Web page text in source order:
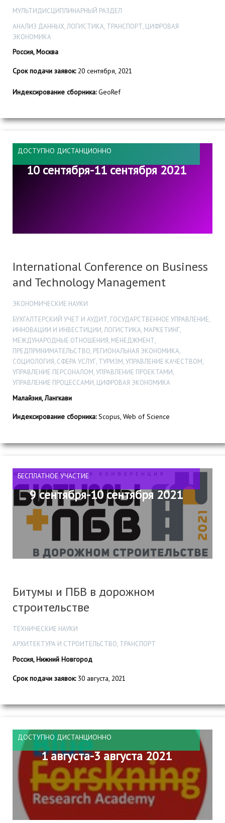
МУЛЬТИДИСЦИПЛИНАРНЫЙ РАЗДЕЛ
АНАЛИЗ ДАННЫХ, ЛОГИСТИКА, ТРАНСПОРТ, ЦИФРОВАЯ
ЭКОНОМИКА
Россия, Москва
Срок подачи заявок:20 сентября, 2021
Индексирование сборника:GeoRef
ДОСТУПНО ДИСТАНЦИОННО
10 сентября-11 сентября 2021
International Conference on Business
and Technology Management
ЭКОНОМИЧЕСКИЕ НАУКИ
БУХГАЛТЕРСКИЙ УЧЕТ И АУДИТ, ГОСУДАРСТВЕННОЕ УПРАВЛЕНИЕ,
ИННОВАЦИИ И ИНВЕСТИЦИИ, ЛОГИСТИКА, МАРКЕТИНГ,
МЕЖДУНАРОДНЫЕ ОТНОШЕНИЯ, МЕНЕДЖМЕНТ,
ПРЕДПРИНИМАТЕЛЬСТВО, РЕГИОНАЛЬНАЯ ЭКОНОМИКА,
СОЦИОЛОГИЯ, СФЕРА УСЛУГ, ТУРИЗМ, УПРАВЛЕНИЕ КАЧЕСТВОМ,
УПРАВЛЕНИЕ ПЕРСОНАЛОМ, УПРАВЛЕНИЕ ПРОЕКТАМИ,
УПРАВЛЕНИЕ ПРОЦЕССАМИ, ЦИФРОВАЯ ЭКОНОМИКА
Малайзия, Лангкави
Индексирование сборника:Scopus, Web of Science
БЕСПЛАТНОЕ УЧАСТИЕ
9 сентября-10 сентября 2021
Битумы и ПБВ в дорожном
строительстве
ТЕХНИЧЕСКИЕ НАУКИ
АРХИТЕКТУРА И СТРОИТЕЛЬСТВО, ТРАНСПОРТ
Россия, Нижний Новгород
Срок подачи заявок:30 августа, 2021
ДОСТУПНО ДИСТАНЦИОННО
1 августа-3 августа 2021